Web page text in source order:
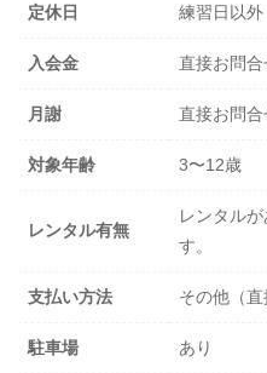
定休日 練習日以外
入会金 直接お問合
月謝 直接お問合
対象年齢 3〜12歳
レンタル有無
レンタル
す。
支払い方法 その他（直
駐車場 あり